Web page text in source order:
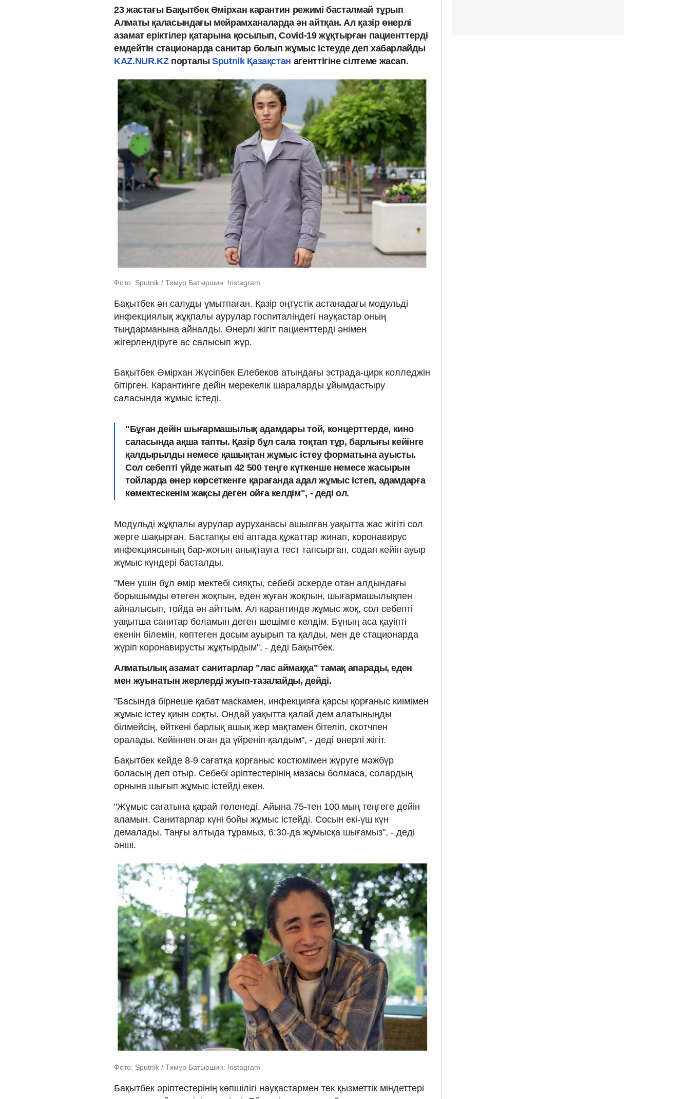
23 жастағы Бақытбек Әмірхан карантин режимі басталмай тұрып
Алматы қаласындағы мейрамханаларда ән айтқан. Ал қазір өнерлі
азамат еріктілер қатарына қосылып, Covid-19 жұқтырған пациенттерді
емдейтін стационарда санитар болып жұмыс істеуде деп хабарлайды
KAZ.NUR.KZпорталыSputnik Қазақстан агенттігіне сілтеме жасап.
Фото: Sputnik / Тимур Батыршин: Instagram
Бақытбек ән салуды ұмытпаған. Қазір оңтүстік астанадағы модульді
инфекциялық жұқпалы аурулар госпиталіндегі науқастар оның
тыңдарманына айналды. Өнерлі жігіт пациенттерді әнімен
жігерлендіруге ас салысып жүр.
Бақытбек Әмірхан Жүсіпбек Елебеков атындағы эстрада-цирк колледжін
бітірген. Карантинге дейін мерекелік шараларды ұйымдастыру
саласында жұмыс істеді.
"Бұған дейін шығармашылық адамдары той, концерттерде, кино
саласында ақша тапты. Қазір бұл сала тоқтап тұр, барлығы кейінге
қалдырылды немесе қашықтан жұмыс істеу форматына ауысты.
Сол себепті үйде жатып 42 500 теңге күткенше немесе жасырын
тойларда өнер көрсеткенге қарағанда адал жұмыс істеп, адамдарға
көмектескенім жақсы деген ойға келдім", - деді ол.
Модульді жұқпалы аурулар ауруханасы ашылған уақытта жас жігіті сол
жерге шақырған. Бастапқы екі аптада құжаттар жинап, коронавирус
инфекциясының бар-жоғын анықтауға тест тапсырған, содан кейін ауыр
жұмыс күндері басталды.
"Мен үшін бұл өмір мектебі сияқты, себебі әскерде отан алдындағы
борышымды өтеген жоқпын, еден жуған жоқпын, шығармашылықпен
айналысып, тойда ән айттым. Ал карантинде жұмыс жоқ, сол себепті
уақытша санитар боламын деген шешімге келдім. Бұның аса қауіпті
екенін білемін, көптеген досым ауырып та қалды, мен де стационарда
жүріп коронавирусты жұқтырдым", - деді Бақытбек.
Алматылық азамат санитарлар "лас аймаққа" тамақ апарады, еден
мен жуынатын жерлерді жуып-тазалайды, дейді.
"Басында бірнеше қабат маскамен, инфекцияға қарсы қорғаныс киімімен
жұмыс істеу қиын соқты. Ондай уақытта қалай дем алатыныңды
білмейсің, өйткені барлық ашық жер мақтамен бітеліп, скотчпен
оралады. Кейіннен оған да үйреніп қалдым", - деді өнерлі жігіт.
Бақытбек кейде 8-9 сағатқа қорғаныс костюмімен жүруге мәжбүр
боласың деп отыр. Себебі әріптестерінің мазасы болмаса, солардың
орнына шығып жұмыс істейді екен.
"Жұмыс сағатына қарай төленеді. Айына 75-тен 100 мың теңгеге дейін
аламын. Санитарлар күні бойы жұмыс істейді. Сосын екі-үш күн
демалады. Таңғы алтыда тұрамыз, 6:30-да жұмысқа шығамыз", - деді
әнші.
Фото: Sputnik / Тимур Батыршин: Instagram
Бақытбек әріптестерінің көпшілігі науқастармен тек қызметтік міндеттері